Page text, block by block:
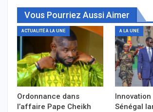
Vous Pourriez Aussi Aimer
ACTUALITÉ À LA UNE
Ordonnance dans
l’affaire Pape Cheikh
A LA UNE
Sénégal